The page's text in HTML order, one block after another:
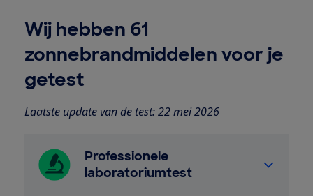
Wij hebben 61
zonnebrandmiddelen voor je
getest
Laatste update van de test: 22 mei 2026
Professionele
laboratoriumtest